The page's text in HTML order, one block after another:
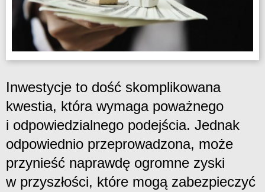
Inwestycje to dość skomplikowana
kwestia, która wymaga poważnego
i odpowiedzialnego podejścia. Jednak
odpowiednio przeprowadzona, może
przynieść naprawdę ogromne zyski
w przyszłości, które mogą zabezpieczyć